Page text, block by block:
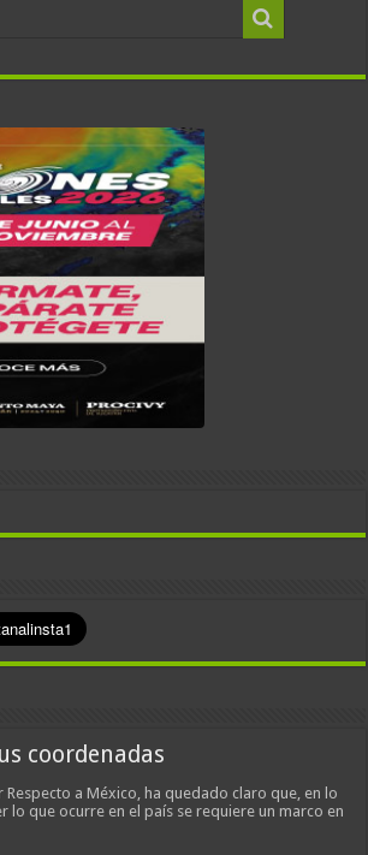
coordenadas
Respecto a México, ha quedado claro que, en lo
lo que ocurre en el país se requiere un marco en